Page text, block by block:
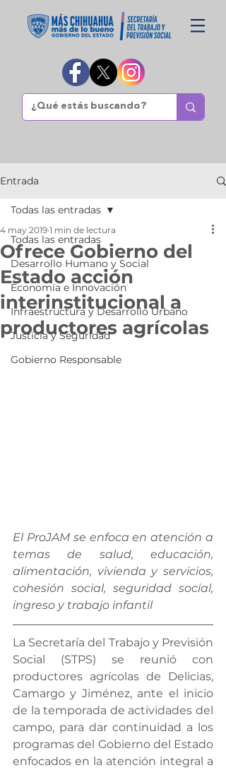
Entrada
Todas las entradas
Desarrollo Humano y Social
Economía e Innovación
Infraestructura y Desarrollo Urbano
Justicia y Seguridad
Gobierno Responsable
Todas las entradas
Ofrece Gobierno del
Estado acción
interinstitucional a
productores agrícolas
4 may 2019 1 min de lectura
El ProJAM se enfoca en atención a
temas de salud, educación,
alimentación, vivienda y servicios,
cohesión social, seguridad social,
ingreso y trabajo infantil
La Secretaría del Trabajo y Previsión
Social (STPS) se reunió con
productores agrícolas de Delicias,
Camargo y Jiménez, ante el inicio
de la temporada de actividades del
campo, para dar continuidad a los
programas del Gobierno del Estado
enfocados en la atención integral a